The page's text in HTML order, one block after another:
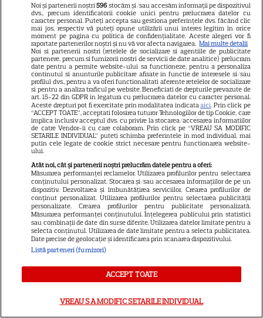
SERIALE ONLINE
„Trafic”, episodul 4. Bogdan
începe să înțeleagă pericolele
lumii lui Marius: „N-are nimeni
dreptul să-ți spună cum să
trăiești”
ARTICOLE PARTENERI
Noi și partenerii noștri596 stocăm și/sau accesăm informații pe dispozitivul
dvs., precum identificatorii cookie unici pentru prelucrarea datelor cu
caracter personal. Puteți accepta sau gestiona preferințele dvs. făcând clic
mai jos, respectiv vă puteți opune utilizării unui interes legitim în orice
moment pe pagina cu politica de confidențialitate. Aceste alegeri vor fi
raportate partenerilor noștri și nu vă vor afecta navigarea. Mai multe detalii
Noi si partenerii nostri (retelele de socializare si agentiile de publicitate
partenere, precum si furnizorii nostri de servicii de date analitice) prelucram
date pentru a permite website-ului sa functioneze, pentru a personaliza
continutul si anunturile publicitare afisate in functie de interesele si/sau
profilul dvs., pentru a va oferi functionalitati aferente retelelor de socializare
si pentru a analiza traficul pe website. Beneficiati de drepturile prevazute de
art. 15-22 din GDPR in legatura cu prelucrarea datelor cu caracter personal.
Aceste drepturi pot fi exercitate prin modalitatea indicataaici. Prin click pe
“ACCEPT TOATE”, acceptati folosirea tuturor Tehnologiilor de tip Cookie, care
implica inclusiv acceptul dvs. cu privire la stocarea/accesarea informatiilor
de catre Vendor-ii cu care colaboram. Prin click pe “VREAU SA MODIFIC
SETARILE INDIVIDUAL” puteti schimba preferintele in mod individual, mai
putin cele legate de cookie strict necesare pentru functionarea website-
ului.
Atât noi, cât și partenerii noștri prelucrăm datele pentru a oferi:
Măsurarea performanței reclamelor. Utilizarea profilurilor pentru selectarea
conținutului personalizat. Stocarea și/sau accesarea informațiilor de pe un
dispozitiv. Dezvoltarea și îmbunătățirea serviciilor. Crearea profilurilor de
conținut personalizat. Utilizarea profilurilor pentru selectarea publicității
personalizate. Crearea profilurilor pentru publicitate personalizată.
Măsurarea performanței conținutului. Înțelegerea publicului prin statistici
sau combinații de date din surse diferite. Utilizarea datelor limitate pentru a
selecta conținutul. Utilizarea de date limitate pentru a selecta publicitatea.
Date precise de geolocație și identificarea prin scanarea dispozitivului.
Listă parteneri (furnizori)
ACCEPT TOATE
VREAU SA MODIFIC SETARILE INDIVIDUAL